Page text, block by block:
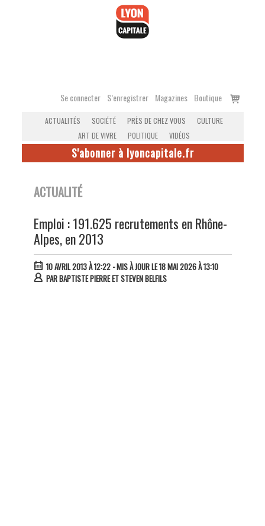
Se connecter S’enregistrer Magazines Boutique
Voir
ACTUALITÉS SOCIÉTÉ PRÈS DE CHEZ VOUS
CULTURE
ART DE VIVRE
POLITIQUE VIDÉOS
S'abonner à lyoncapitale.fr
ACTUALITÉ
Emploi : 191.625 recrutements en Rhône-
Alpes, en 2013
10 AVRIL 2013 À 12:22- MIS À JOUR LE 18 MAI 2026 À 13:10
PARBAPTISTE PIERRE ET STEVEN BELFILS